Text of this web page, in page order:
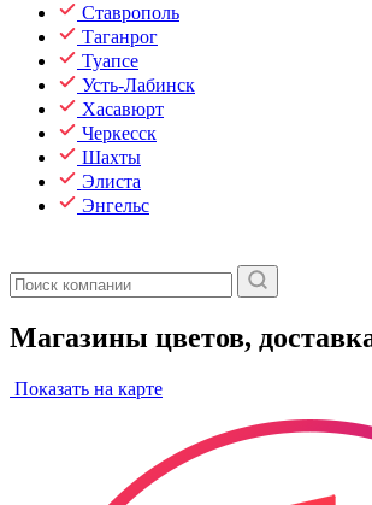
Ставрополь
Таганрог
Туапсе
Усть-Лабинск
Хасавюрт
Черкесск
Шахты
Элиста
Энгельс
Магазины цветов,
Показать на карте